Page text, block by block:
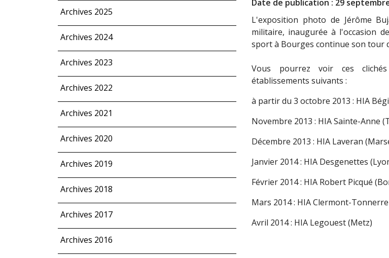
Archives 2025
Archives 2024
Archives 2023
Archives 2022
Archives 2021
Archives 2020
Archives 2019
Archives 2018
Archives 2017
Archives 2016
Date de publication : 29
L'exposition photo de Jérôme
militaire, inaugurée à l'occasion
sport à Bourges continue son tour
Vous pourrez voir ces
établissements suivants :
à partir du 3 octobre 2013 : HIA
Novembre 2013 : HIA Sainte-Anne
Décembre 2013 : HIA Laveran
Janvier 2014 : HIA Desgenettes
Février 2014 : HIA Robert Picqué
Mars 2014 : HIA Clermont-
Avril 2014 : HIA Legouest (Metz)